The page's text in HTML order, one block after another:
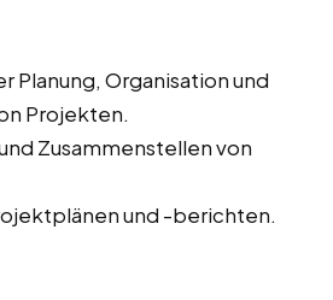
Planung, Organisation und
Projekten.
Zusammenstellen von
und -berichten.